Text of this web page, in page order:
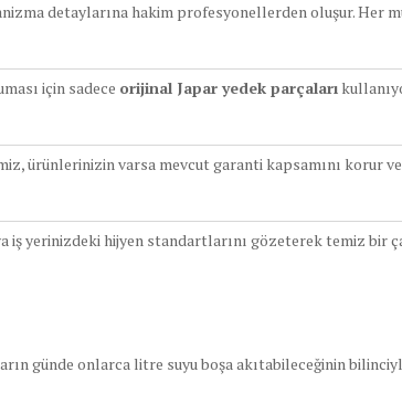
detaylarına hakim profesyonellerden oluşur. Her
için sadece orijinal Japar yedek parçaları
ürünlerinizin varsa mevcut garanti kapsamını korur
iş yerinizdeki hijyen standartlarını gözeterek temiz bir
günde onlarca litre suyu boşa akıtabileceğinin